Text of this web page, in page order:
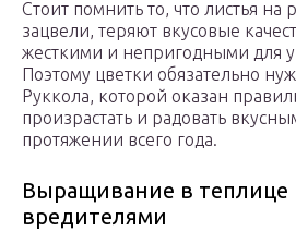
Стоит помнить то, что листья на
зацвели, теряют вкусовые
жесткими и непригодными для
Поэтому цветки обязательно
Руккола, которой оказан
произрастать и радовать
протяжении всего года.
Выращивание в теплице
вредителями